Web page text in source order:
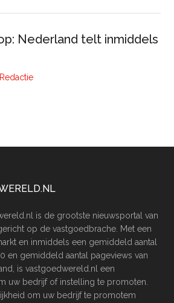
Nederland telt inmiddels
Redactie
is de grootste nieuwsportal van
op de vastgoedbrache. Met een
en inmiddels een gemiddeld aantal
en gemiddeld aantal pageviews van
is vastgoedwereld.nl een
uw bedrijf of instelling te promoten.
om uw bedrijf te promotem